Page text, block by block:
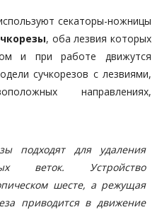
секаторы-ножницы
, оба лезвия которых
и при работе движутся
сучкорезов с лезвиями,
направлениях,
подходят для удаления
веток. Устройство
шесте, а режущая
приводится в движение